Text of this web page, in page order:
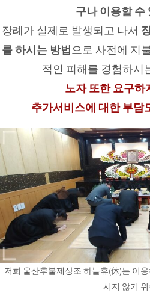
구나 이용할 수
장례가 실제로 발생되고 나서
를 하시는 방법으로 사전에 지
적인 피해를 경험하시
노자 또한 요구하
추가서비스에 대한 부담
저희 울산후불제상조 하늘휴(休)는 이
시지 않기